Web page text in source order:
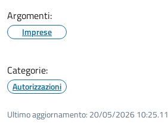
Argomenti:
Imprese
Categorie:
Autorizzazioni
Ultimo aggiornamento: 20/05/2026 10:25.11